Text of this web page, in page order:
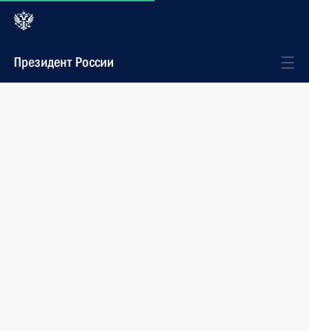
Президент России